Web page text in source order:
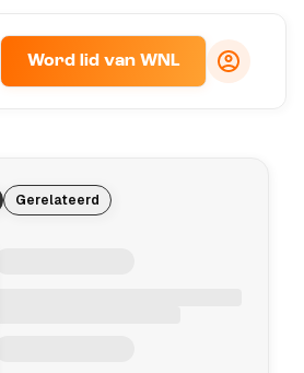
Word lid van WNL
Gerelateerd